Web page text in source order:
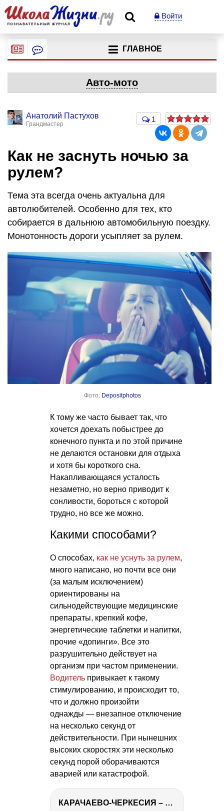
Войти
ГЛАВНОЕ
Авто-мото
Анатолий Пастухов
Грандмастер
1
Как не заснуть ночью за
рулем?
Тема эта всегда очень актуальна для
автолюбителей. Особенно для тех, кто
собирается в дальнюю автомобильную поездку.
Монотонность дороги усыпляет за рулем.
Фото: Depositphotos
К тому же часто бывает так, что
хочется доехать побыстрее до
конечного пункта и по этой причине
не делаются остановки для отдыха
и хотя бы короткого сна.
Накапливающаяся усталость
незаметно, но верно приводит к
сонливости, бороться с которой
трудно, но все же можно.
Какими способами?
О способах, как не уснуть за рулем,
много написано, но почти все они
(за малым исключением)
ориентированы на
сильнодействующие медицинские
препараты, крепкий кофе,
энергетические таблетки и напитки,
прочие «допинги». Все это
разрушительно действует на
организм при частом применении.
Водитель привыкает к такому
стимулированию, и происходит то,
что и должно произойти
однажды — внезапное отключение
на несколько секунд от
действительности. При нынешних
высоких скоростях эти несколько
секунд порой оборачиваются
аварией или катастрофой.
КАРАЧАЕВО-ЧЕРКЕСИЯ – ПУТЕШЕСТВИЕ НА КАВКАЗ часть 2